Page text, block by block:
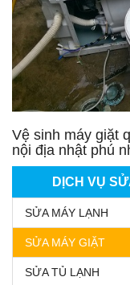
DỊCH VỤ
SỬA MÁY LẠNH
SỬA MÁY GIẶT
SỬA TỦ LẠNH
Vệ sinh máy giặt
nội địa nhật phú